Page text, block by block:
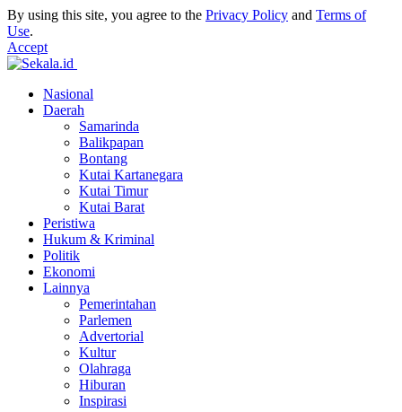
By using this site, you agree to the Privacy Policy and Terms of
Use.
Accept
Nasional
Daerah
Samarinda
Balikpapan
Bontang
Kutai Kartanegara
Kutai Timur
Kutai Barat
Peristiwa
Hukum & Kriminal
Politik
Ekonomi
Lainnya
Pemerintahan
Parlemen
Advertorial
Kultur
Olahraga
Hiburan
Inspirasi